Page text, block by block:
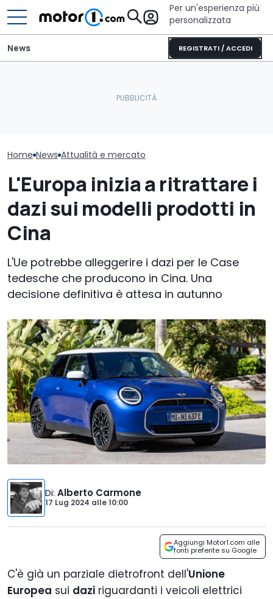
Per un'esperienza più
personalizzata
REGISTRATI / ACCEDI
News
Home News Attualità e mercato
L'Europa inizia a ritrattare i
dazi sui modelli prodotti in
Cina
L'Ue potrebbe alleggerire i dazi per le Case
tedesche che producono in Cina. Una
decisione definitiva è attesa in autunno
Di: Alberto Carmone
17 Lug 2024 alle10:00
Aggiungi Motor1.com alle
fonti preferite su Google
C'è già un parziale dietrofront dell'Unione
Europea sui dazi riguardanti i veicoli elettrici